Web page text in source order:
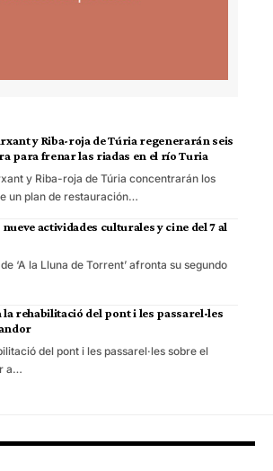
y Riba-roja de Túria regenerarán seis
para frenar las riadas en el río Turia
y Riba-roja de Túria concentrarán los
un plan de restauración…
actividades culturales y cine del 7 al
‘A la Lluna de Torrent’ afronta su segundo
la rehabilitació del pont i les passarel·les
del pont i les passarel·les sobre el
a…